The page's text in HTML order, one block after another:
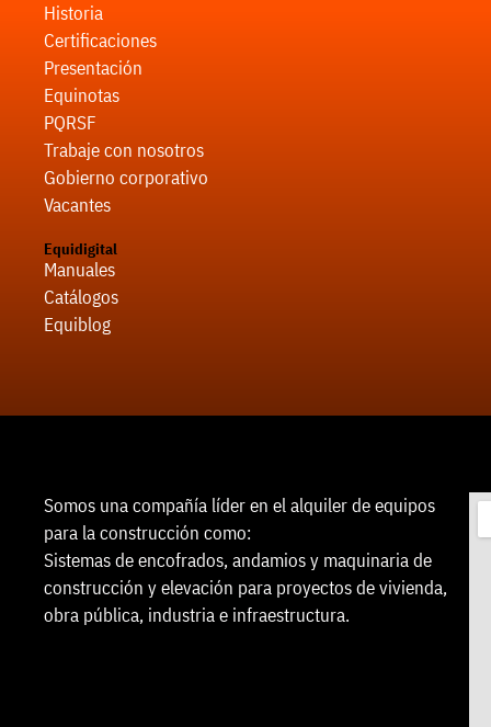
Historia
Certificaciones
Presentación
Equinotas
PQRSF
Trabaje con nosotros
Gobierno corporativo
Vacantes
Equidigital
Manuales
Catálogos
Equiblog
Somos una compañía líder en el alquiler de equipos
para la construcción como:
Sistemas de encofrados, andamios y maquinaria de
construcción y elevación para proyectos de vivienda,
obra pública, industria e infraestructura.